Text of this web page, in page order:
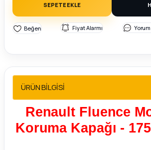
Parça
Parça
SEPETE EKLE
Fiyat Alarmı
ÜRÜN BİLGİSİ
Renault Fluence
Koruma Kapağı -